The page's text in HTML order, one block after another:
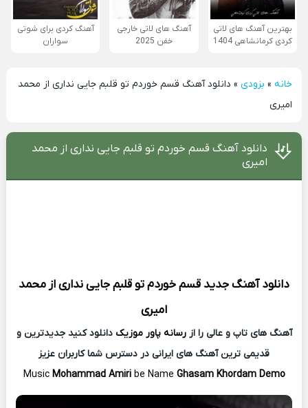
بهترین آهنگ های لاتی
کردی کرمانشاهی 1404
آهنگ های لاتی خارجی
خفن 2025
آهنگ کردی برای شوتی
سواران
خانه» بزودی » دانلود آهنگ قسم خوردم تو قلبم جایی نداری از محمد
امیری
دانلود آهنگ قسم خوردم تو قلبم جایی نداری از محمد
امیری
دانلود آهنگ جدید قسم خوردم تو قلبم جایی نداری ازمحمد
امیری
آهنگ های تاپ و عالی را ازرسانه پاور موزیک دانلود کنید جدیدترین و
قدیمی ترین آهنگ های ایرانی در دسترس شما کاربران عزیز
MusicMohammad Amiri be Name Ghasam Khordam Demo